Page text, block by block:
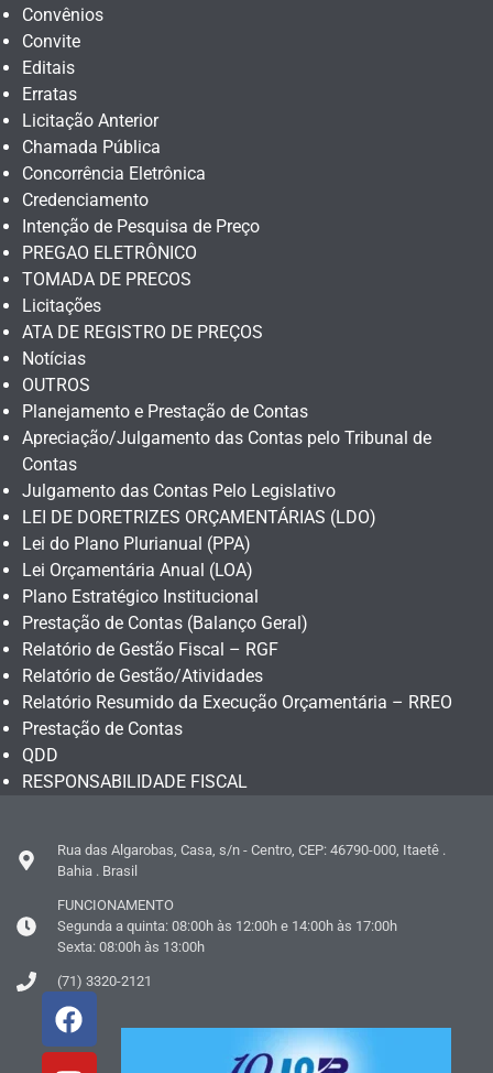
Convênios
Convite
Editais
Erratas
Licitação Anterior
Chamada Pública
Concorrência Eletrônica
Credenciamento
Intenção de Pesquisa de Preço
PREGAO ELETRÔNICO
TOMADA DE PRECOS
Licitações
ATA DE REGISTRO DE PREÇOS
Notícias
OUTROS
Planejamento e Prestação de Contas
Apreciação/Julgamento das Contas pelo Tribunal de
Contas
Julgamento das Contas Pelo Legislativo
LEI DE DORETRIZES ORÇAMENTÁRIAS (LDO)
Lei do Plano Plurianual (PPA)
Lei Orçamentária Anual (LOA)
Plano Estratégico Institucional
Prestação de Contas (Balanço Geral)
Relatório de Gestão Fiscal – RGF
Relatório de Gestão/Atividades
Relatório Resumido da Execução Orçamentária – RREO
Prestação de Contas
QDD
RESPONSABILIDADE FISCAL
Rua das Algarobas, Casa, s/n - Centro, CEP: 46790-000, Itaetê .
Bahia . Brasil
FUNCIONAMENTO
Segunda a quinta: 08:00h às 12:00h e 14:00h às 17:00h
Sexta: 08:00h às 13:00h
(71) 3320-2121